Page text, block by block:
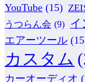
YouTube (15)
うつらん会 (9) イ
エアーツール
カスタム
カーオーディオ